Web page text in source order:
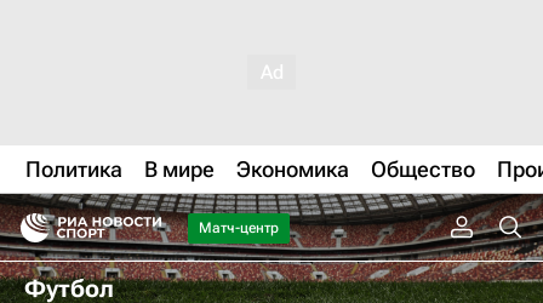
Политика В мире Экономика Общество
Матч-центр
Футбол